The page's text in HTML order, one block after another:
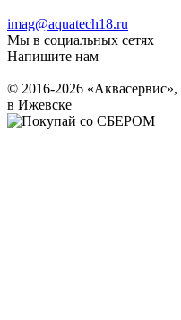
imag@aquatech18.ru
Мы в социальных сетях
Напишите нам
© 2016-2026
в Ижевске